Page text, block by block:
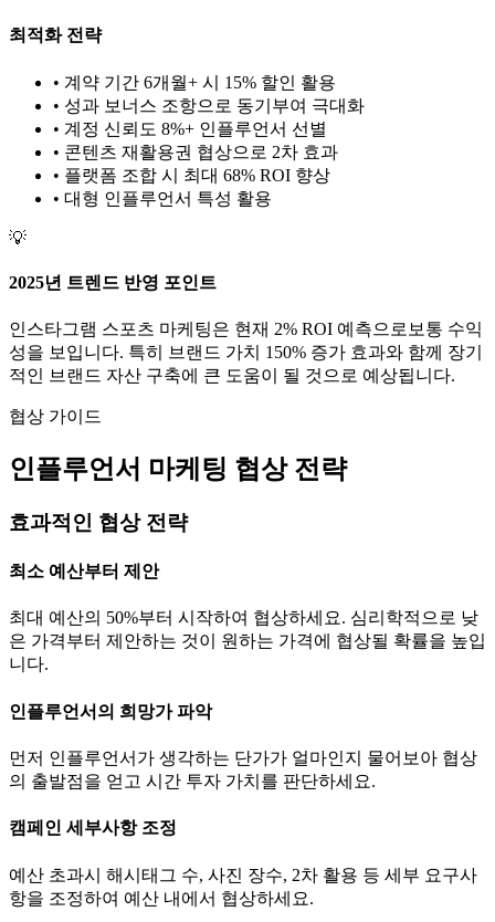
최적화 전략
• 계약 기간 6개월+ 시 15% 할인 활용
• 성과 보너스 조항으로 동기부여 극대화
• 계정 신뢰도 8%+ 인플루언서 선별
• 콘텐츠 재활용권 협상으로 2차 효과
• 플랫폼 조합 시 최대 68% ROI 향상
• 대형 인플루언서 특성 활용
💡
2025년 트렌드 반영 포인트
인스타그램 스포츠 마케팅은 현재 2% ROI 예측으로 보통 수익
성을 보입니다. 특히 브랜드 가치
150% 증가 효과와 함께 장기
적인 브랜드 자산 구축에 큰 도움이 될 것으로 예상됩니다.
협상 가이드
인플루언서 마케팅 협상 전략
효과적인 협상 전략
최소 예산부터 제안
최대 예산의 50%부터 시작하여 협상하세요. 심리학적으로 낮
은 가격부터 제안하는 것이 원하는 가격에 협상될 확률을 높입
니다.
인플루언서의 희망가 파악
먼저 인플루언서가 생각하는 단가가 얼마인지 물어보아 협상
의 출발점을 얻고 시간 투자 가치를 판단하세요.
캠페인 세부사항 조정
예산 초과시 해시태그 수, 사진 장수, 2차 활용 등 세부 요구사
항을 조정하여 예산 내에서 협상하세요.